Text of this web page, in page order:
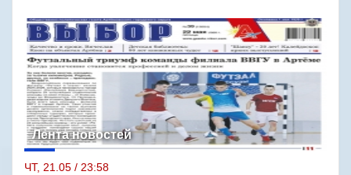
Лента новостей
ЧТ, 21.05 / 23:58